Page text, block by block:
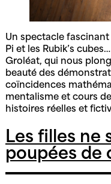
Un spectacle
Pi et les Rubik’s
Groléat, qui nous
beauté des
coïncidences
mentalisme et cours
histoires réelles et
Les filles ne
poupées de